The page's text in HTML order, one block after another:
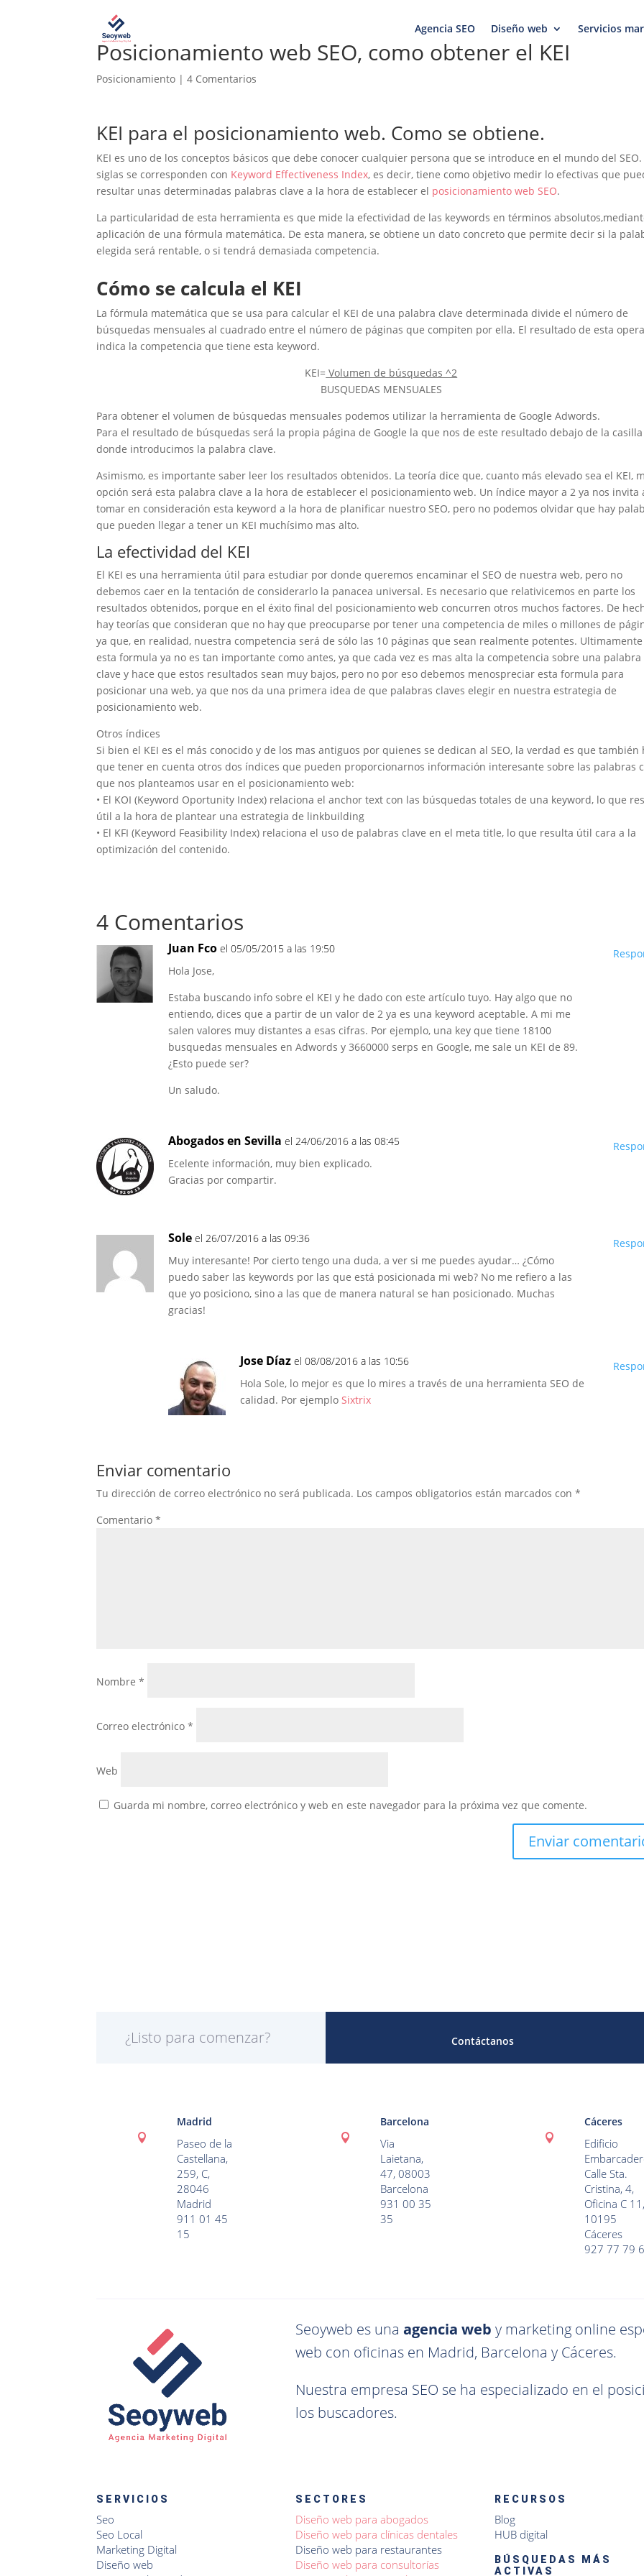
Agencia SEO Diseño web Servicios
Posicionamiento web SEO, como obtener el KEI
Posicionamiento |4 Comentarios
KEI para el posicionamiento web. Como se obtiene.
KEI es uno de los conceptos básicos que debe conocer cualquier persona que se introduce en el mundo del SEO.
siglas se corresponden con Keyword Effectiveness Index, es decir, tiene como objetivo medir lo efectivas que
resultar unas determinadas palabras clave a la hora de establecer el posicionamiento web SEO.
La particularidad de esta herramienta es que mide la efectividad de las keywords en términos
aplicación de una fórmula matemática. De esta manera, se obtiene un dato concreto que permite decir si la
elegida será rentable, o si tendrá demasiada competencia.
Cómo se calcula el KEI
La fórmula matemática que se usa para calcular el KEI de una palabra clave determinada divide el número de
búsquedas mensuales al cuadrado entre el número de páginas que compiten por ella. El resultado de esta
indica la competencia que tiene esta keyword.
KEI= Volumen de búsquedas ^2
BUSQUEDAS MENSUALES
Para obtener el volumen de búsquedas mensuales podemos utilizar la herramienta de Google Adwords.
Para el resultado de búsquedas será la propia página de Google la que nos de este resultado debajo de la casilla
donde introducimos la palabra clave.
Asimismo, es importante saber leer los resultados obtenidos. La teoría dice que, cuanto más elevado sea el KEI,
opción será esta palabra clave a la hora de establecer el posicionamiento web. Un índice mayor a 2 ya nos invita
tomar en consideración esta keyword a la hora de planificar nuestro SEO, pero no podemos olvidar que hay
que pueden llegar a tener un KEI muchísimo mas alto.
La efectividad del KEI
El KEI es una herramienta útil para estudiar por donde queremos encaminar el SEO de nuestra web, pero no
debemos caer en la tentación de considerarlo la panacea universal. Es necesario que relativicemos en parte los
resultados obtenidos, porque en el éxito final del posicionamiento web concurren otros muchos factores. De
hay teorías que consideran que no hay que preocuparse por tener una competencia de miles o millones de
ya que, en realidad, nuestra competencia será de sólo las 10 páginas que sean realmente potentes. Ultimamente
esta formula ya no es tan importante como antes, ya que cada vez es mas alta la competencia sobre una palabra
clave y hace que estos resultados sean muy bajos, pero no por eso debemos menospreciar esta formula para
posicionar una web, ya que nos da una primera idea de que palabras claves elegir en nuestra estrategia de
posicionamiento web.
Otros índices
Si bien el KEI es el más conocido y de los mas antiguos por quienes se dedican al SEO, la verdad es que también
que tener en cuenta otros dos índices que pueden proporcionarnos información interesante sobre las palabras
que nos planteamos usar en el posicionamiento web:
• El KOI (Keyword Oportunity Index) relaciona el anchor text con las búsquedas totales de una keyword, lo que
útil a la hora de plantear una estrategia de linkbuilding
• El KFI (Keyword Feasibility Index) relaciona el uso de palabras clave en el meta title, lo que resulta útil cara a la
optimización del contenido.
4 Comentarios
Juan Fco el 05/05/2015 a las 19:50
Hola Jose,
Estaba buscando info sobre el KEI y he dado con este artículo tuyo. Hay algo que no
entiendo, dices que a partir de un valor de 2 ya es una keyword aceptable. A mi me
salen valores muy distantes a esas cifras. Por ejemplo, una key que tiene 18100
busquedas mensuales en Adwords y 3660000 serps en Google, me sale un KEI de 89.
¿Esto puede ser?
Un saludo.
Abogados en Sevilla el 24/06/2016 a las 08:45
Ecelente información, muy bien explicado.
Gracias por compartir.
Sole el 26/07/2016 a las 09:36
Muy interesante! Por cierto tengo una duda, a ver si me puedes ayudar… ¿Cómo
puedo saber las keywords por las que está posicionada mi web? No me refiero a las
que yo posiciono, sino a las que de manera natural se han posicionado. Muchas
gracias!
Jose Díaz el 08/08/2016 a las 10:56
Hola Sole, lo mejor es que lo mires a través de una herramienta SEO de
calidad. Por ejemploSixtrix
Enviar comentario
Tu dirección de correo electrónico no será publicada. Los campos obligatorios están marcados con*
Comentario*
Nombre*
Correo electrónico*
Web
Guarda mi nombre, correo electrónico y web en este navegador para la próxima vez que comente.
¿Listo para comenzar? Contáctanos

Madrid
Paseo de la
Castellana,
259, C,
28046
Madrid
911 01 45
15

Barcelona
Via
Laietana,
47, 08003
Barcelona
931 00 35
35

Cáceres
Edificio
Calle Sta.
Cristina, 4,
Oficina C 11,
10195
Cáceres
927 77 79
Seoyweb es unaagencia web y marketing online
web con oficinas en Madrid, Barcelona y Cáceres.
Nuestra empresa SEO se ha especializado en el
los buscadores.
SERVICIOS
Seo
Seo Local
Marketing Digital
Diseño web
SECTORES
Diseño web para abogados
Diseño web para clínicas dentales
Diseño web para restaurantes
Diseño web para consultorías
RECURSOS
Blog
HUB digital
BÚSQUEDAS MÁS
ACTIVAS